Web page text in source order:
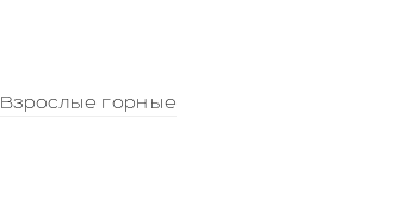
Взрослые горные